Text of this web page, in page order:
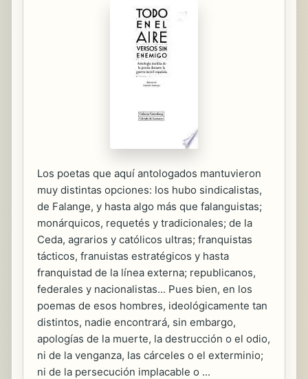
Los poetas que aquí antologados mantuvieron
muy distintas opciones: los hubo sindicalistas,
de Falange, y hasta algo más que falanguistas;
monárquicos, requetés y tradicionales; de la
Ceda, agrarios y católicos ultras; franquistas
tácticos, franuistas estratégicos y hasta
franquistad de la línea externa; republicanos,
federales y nacionalistas... Pues bien, en los
poemas de esos hombres, ideológicamente tan
distintos, nadie encontrará, sin embargo,
apologías de la muerte, la destrucción o el odio,
ni de la venganza, las cárceles o el exterminio;
ni de la persecución implacable o ...